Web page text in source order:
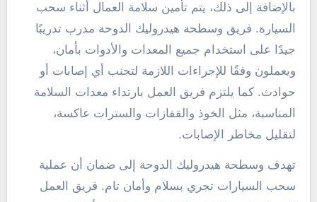
بالإضافة إلى ذلك، يتم تأمين سلامة العمال أثناء سحب
السيارة. فريق وسطحة هيدروليك الدوحة مدرب تدريبًا
جيدًا على استخدام جميع المعدات والأدوات بأمان،
ويعملون وفقًا للإجراءات اللازمة لتجنب أي إصابات أو
حوادث. كما يلتزم فريق العمل بارتداء معدات السلامة
المناسبة، مثل الخوذ والقفازات والسترات عاكسة،
لتقليل مخاطر الإصابات.
تهدف وسطحة هيدروليك الدوحة إلى ضمان أن عملية
سحب السيارات تجري بسلام وأمان تام. فريق العمل